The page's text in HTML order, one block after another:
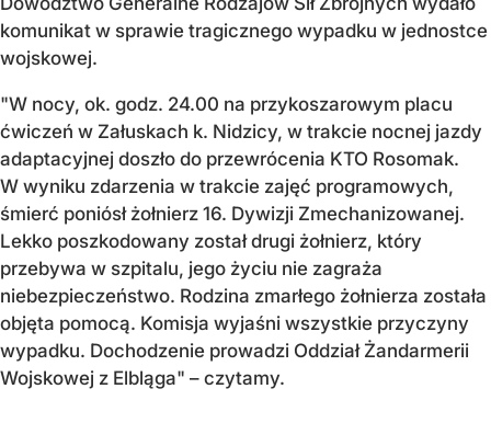
komunikat w sprawie tragicznego wypadku w jednostce
wojskowej.
"W nocy, ok. godz. 24.00 na przykoszarowym placu
ćwiczeń w Załuskach k. Nidzicy, w trakcie nocnej jazdy
adaptacyjnej doszło do przewrócenia KTO Rosomak.
W wyniku zdarzenia w trakcie zajęć programowych,
śmierć poniósł żołnierz 16. Dywizji Zmechanizowanej.
Lekko poszkodowany został drugi żołnierz, który
przebywa w szpitalu, jego życiu nie zagraża
niebezpieczeństwo. Rodzina zmarłego żołnierza została
objęta pomocą. Komisja wyjaśni wszystkie przyczyny
wypadku. Dochodzenie prowadzi Oddział Żandarmerii
Wojskowej z Elbląga" – czytamy.